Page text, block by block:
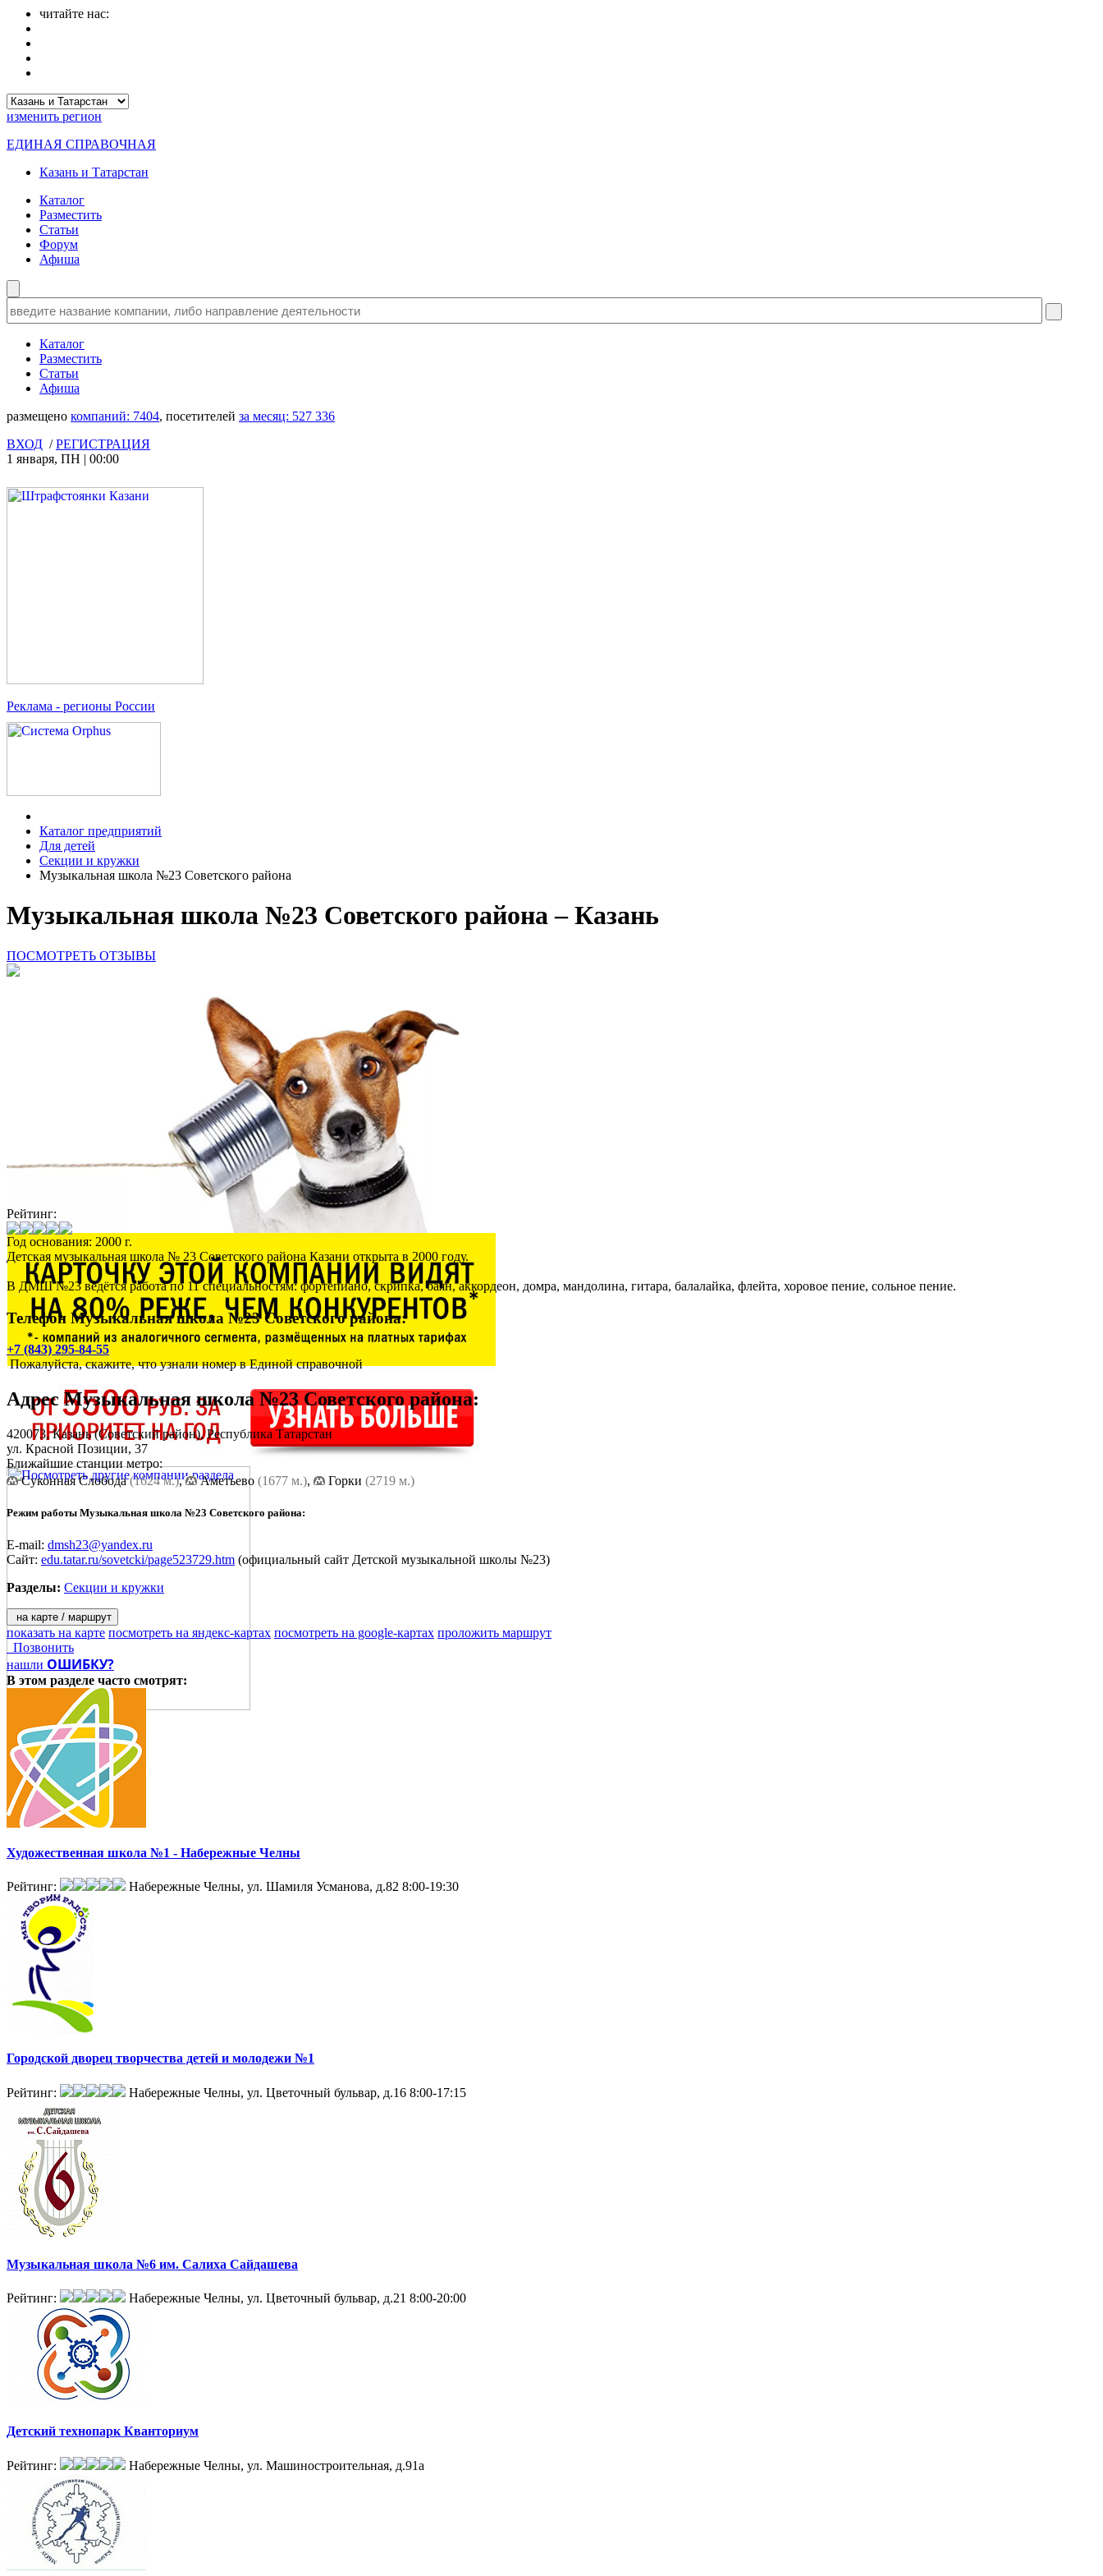
читайте нас:
изменить регион
ЕДИНАЯ СПРАВОЧНАЯ
Казань и Татарстан
Каталог
Разместить
Статьи
Форум
Афиша
Каталог
Разместить
Статьи
Афиша
размещено компаний: 7404, посетителей за месяц: 527 336
ВХОД /РЕГИСТРАЦИЯ
1 января, ПН | 00:00
Реклама - регионы России
Каталог предприятий
Для детей
Секции и кружки
Музыкальная школа №23 Советского района
Музыкальная школа №23 Советского района – Казань
ПОСМОТРЕТЬ ОТЗЫВЫ
Рейтинг:
Год основания: 2000 г.
Детская музыкальная школа № 23 Советского района Казани открыта в 2000 году.
В ДМШ №23 ведётся работа по 11 специальностям: фортепиано, скрипка, баян, аккордеон, домра, мандолина, гитара, балалайка, флейта, хоровое пение, сольное пение.
Телефон Музыкальная школа №23 Советского района:
+7 (843) 295-84-55
Пожалуйста, скажите, что узнали номер в Единой справочной
Адрес Музыкальная школа №23 Советского района:
420073,Казань(Советский район), Республика Татарстан
ул. Красной Позиции, 37
Ближайшие станции метро:
Суконная Слобода(1624 м.), Аметьево (1677 м.), Горки (2719 м.)
Режим работы Музыкальная школа №23 Советского района:
E-mail: dmsh23@yandex.ru
Сайт: edu.tatar.ru/sovetcki/page523729.htm (официальный сайт Детской музыкальной школы №23)
Разделы: Секции и кружки
на карте / маршрут
показать на карте посмотреть на яндекс-картах посмотреть на google-картах проложить маршрут
Позвонить
нашли ОШИБКУ?
В этом разделе часто смотрят:
Художественная школа №1 - Набережные Челны
Рейтинг: Набережные Челны, ул. Шамиля Усманова, д.82 8:00-19:30
Городской дворец творчества детей и молодежи №1
Рейтинг: Набережные Челны, ул. Цветочный бульвар, д.16 8:00-17:15
Музыкальная школа №6 им. Салиха Сайдашева
Рейтинг: Набережные Челны, ул. Цветочный бульвар, д.21 8:00-20:00
Детский технопарк Кванториум
Рейтинг: Набережные Челны, ул. Машиностроительная, д.91а